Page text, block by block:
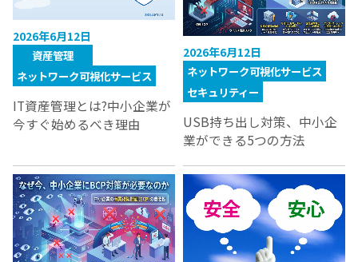
2026年6月12日
資産管理
ネットワーク可視化サービス
IT資産管理とは?中小企業が
今すぐ始めるべき理由
2026年6月12日
ネットワーク可視化サービス
セキュリティー
USB持ち出し対策、中小企
業ができる5つの方法